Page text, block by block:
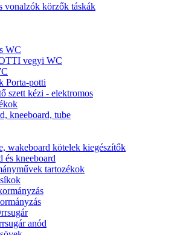
vonalzók körzők táskák
WC
vegyi WC
Porta-potti
szett kézi - elektromos
kneeboard, tube
wakeboard kötelek kiegészítők
és kneeboard
tartozékok
anód